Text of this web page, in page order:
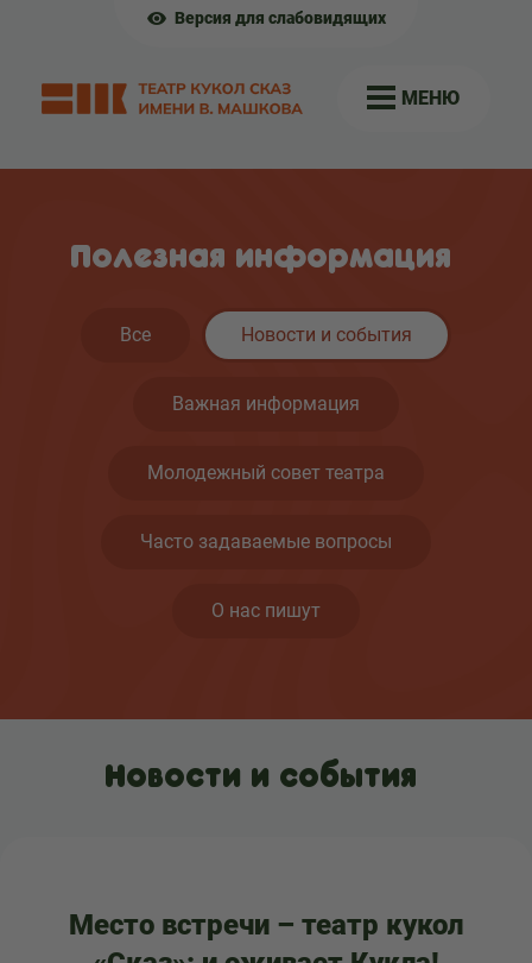
Версия для слабовидящих
МЕНЮ
Полезная информация
Все Новости и события
Важная информация
Молодежный совет театра
Часто задаваемые вопросы
О нас пишут
Новости и события
Место встречи – театр кукол